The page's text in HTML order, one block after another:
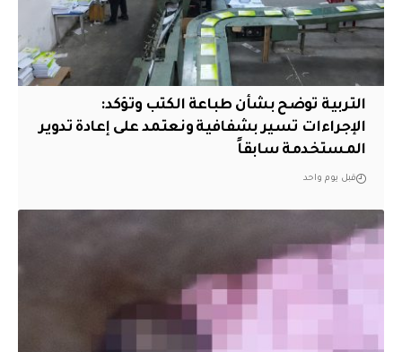
التربية توضح بشأن طباعة الكتب وتؤكد:
الإجراءات تسير بشفافية ونعتمد على إعادة تدوير
المستخدمة سابقاً
قبل يوم واحد